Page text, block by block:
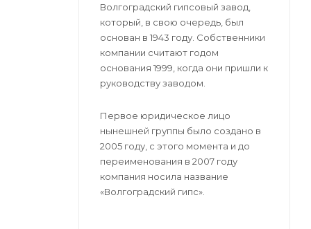
Волгоградский гипсовый завод,
который, в свою очередь, был
основан в 1943 году. Собственники
компании считают годом
основания 1999, когда они пришли к
руководству заводом.
Первое юридическое лицо
нынешней группы было создано в
2005 году, с этого момента и до
переименования в 2007 году
компания носила название
«Волгоградский гипс».